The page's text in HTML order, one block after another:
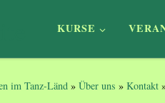
KURSE
im Tanz-Länd » Über uns » Kontakt